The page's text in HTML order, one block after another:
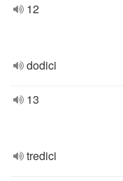
12
dodici
13
tredici